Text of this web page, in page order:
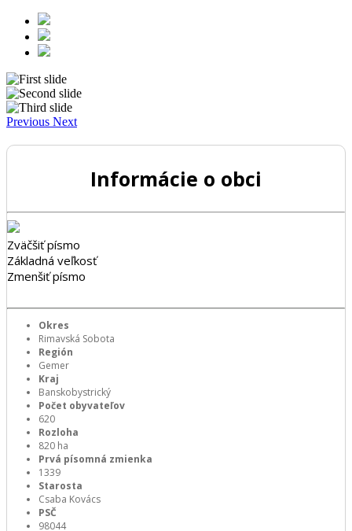
Previous Next
Informácie o obci
Zväčšiť písmo
Základná veľkosť
Zmenšiť písmo
Okres
Rimavská Sobota
Región
Gemer
Kraj
Banskobystrický
Počet obyvateľov
620
Rozloha
820 ha
Prvá písomná zmienka
1339
Starosta
Csaba Kovács
PSČ
98044